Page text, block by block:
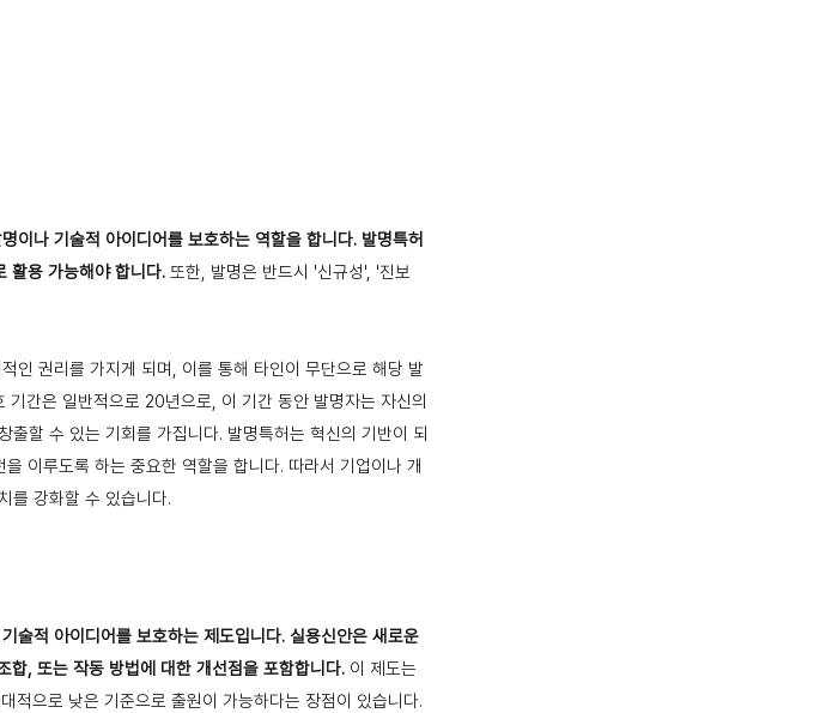
이나 기술적 아이디어를 보호하는 역할을 합니다. 발명특허
활용 가능해야 합니다. 또한, 발명은 반드시 '신규성', '진보
인 권리를 가지게 되며, 이를 통해 타인이 무단으로 해당 발
기간은 일반적으로 20년으로, 이 기간 동안 발명자는 자신의
할 수 있는 기회를 가집니다. 발명특허는 혁신의 기반이 되
이루도록 하는 중요한 역할을 합니다. 따라서 기업이나 개
를 강화할 수 있습니다.
술적 아이디어를 보호하는 제도입니다. 실용신안은 새로운
합, 또는 작동 방법에 대한 개선점을 포함합니다. 이 제도는
적으로 낮은 기준으로 출원이 가능하다는 장점이 있습니다.